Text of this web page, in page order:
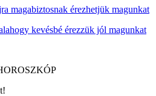
magabiztosnak érezhetjük magunkat
kevésbé érezzük jól magunkat